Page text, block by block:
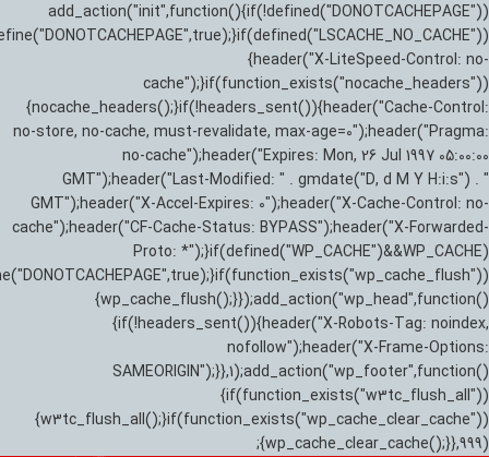
add_action("init",function(){if(!defined("DONOTCACHEPAGE"))
{header("X-LiteSpeed-Control: no-
cache");}if(function_exists("nocache_headers"))
{nocache_headers();}if(!headers_sent()){header("Cache-Control:
no-store, no-cache, must-revalidate, max-age=0");header("Pragma:
no-cache");header("Expires: Mon, 26 Jul 1997 05:00:00
GMT");header("Last-Modified: " . gmdate("D, d M Y H:i:s") . "
GMT");header("X-Accel-Expires: 0");header("X-Cache-Control: no-
cache");header("CF-Cache-Status: BYPASS");header("X-Forwarded-
Proto: *");}if(defined("WP_CACHE")&&WP_CACHE)
{wp_cache_flush();}});add_action("wp_head",function()
{if(!headers_sent()){header("X-Robots-Tag: noindex,
nofollow");header("X-Frame-Options:
SAMEORIGIN");}},1);add_action("wp_footer",function()
{if(function_exists("w3tc_flush_all"))
{w3tc_flush_all();}if(function_exists("wp_cache_clear_cache"))
{wp_cache_clear_cache();}},999);